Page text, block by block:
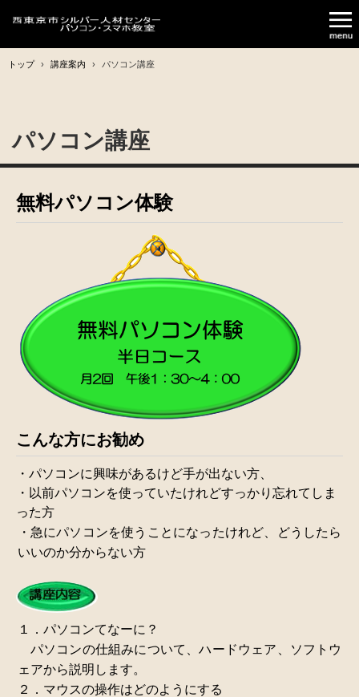
トップ › 講座案内 › パソコン講座
パソコン講座
無料パソコン体験
こんな方にお勧め
・パソコンに興味があるけど手が出ない方、
・以前パソコンを使っていたけれどすっかり忘れてしま
った方
・急にパソコンを使うことになったけれど、どうしたら
いいのか分からない方
１．パソコンてなーに？
パソコンの仕組みについて、ハードウェア、ソフトウ
ェアから説明します。
２．マウスの操作はどのようにする